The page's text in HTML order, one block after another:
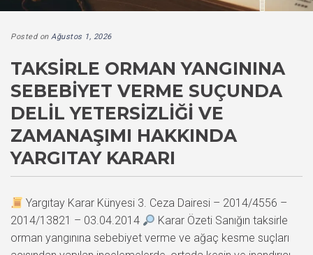
Posted on Ağustos 1, 2026
TAKSIRLE ORMAN YANGININA
SEBEBIYET VERME SUÇUNDA
DELIL YETERSIZLIĞI VE
ZAMANAŞIMI HAKKINDA
YARGITAY KARARI
Yargıtay Karar Künyesi 3. Ceza Dairesi – 2014/4556 –
2014/13821 – 03.04.2014
Karar Özeti Sanığın taksirle
orman yangınına sebebiyet verme ve ağaç kesme suçları